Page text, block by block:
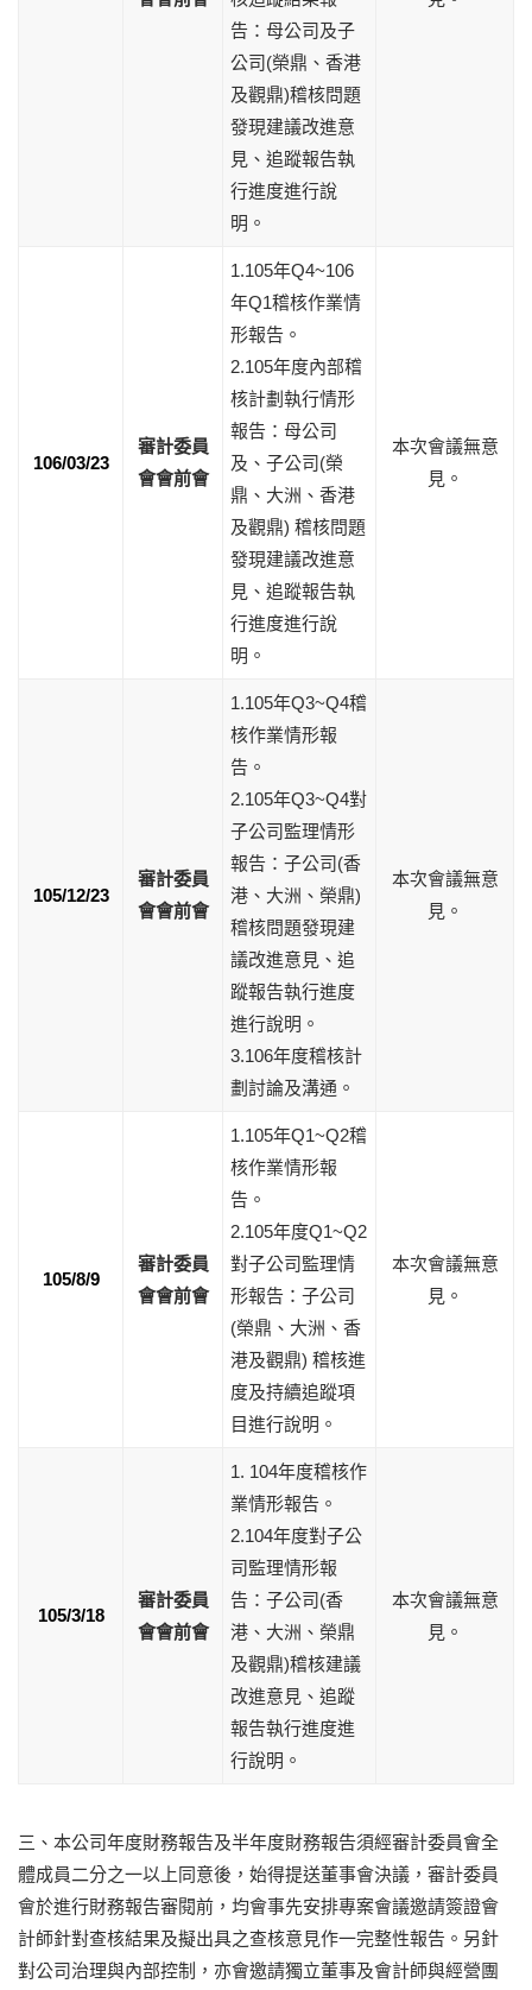
告：母公司及子
公司(榮鼎、香港
及觀鼎)稽核問題
發現建議改進意
見、追蹤報告執
行進度進行說
明。
106/03/23
審計委員
會會前會
1.105年Q4~106
年Q1稽核作業情
形報告。
2.105年度內部稽
核計劃執行情形
報告：母公司
及、子公司(榮
鼎、大洲、香港
及觀鼎) 稽核問題
發現建議改進意
見、追蹤報告執
行進度進行說
明。
本次會議無意
見。
105/12/23
審計委員
會會前會
1.105年Q3~Q4稽
核作業情形報
告。
2.105年Q3~Q4對
子公司監理情形
報告：子公司(香
港、大洲、榮鼎)
稽核問題發現建
議改進意見、追
蹤報告執行進度
進行說明。
3.106年度稽核計
劃討論及溝通。
本次會議無意
見。
105/8/9
審計委員
會會前會
1.105年Q1~Q2稽
核作業情形報
告。
2.105年度Q1~Q2
對子公司監理情
形報告：子公司
(榮鼎、大洲、香
港及觀鼎) 稽核進
度及持續追蹤項
目進行說明。
本次會議無意
見。
105/3/18
審計委員
會會前會
1. 104年度稽核作
業情形報告。
2.104年度對子公
司監理情形報
告：子公司(香
港、大洲、榮鼎
及觀鼎)稽核建議
改進意見、追蹤
報告執行進度進
行說明。
本次會議無意
見。
三、本公司年度財務報告及半年度財務報告須經審計委員會全
體成員二分之一以上同意後，始得提送董事會決議，審計委員
會於進行財務報告審閱前，均會事先安排專案會議邀請簽證會
計師針對查核結果及擬出具之查核意見作一完整性報告。另針
對公司治理與內部控制，亦會邀請獨立董事及會計師與經營團